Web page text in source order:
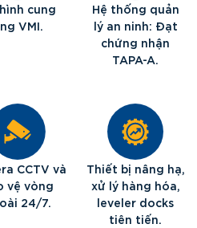
cung
VMI.
Hệ thống quản
lý an ninh: Đạt
chứng nhận
TAPA-A.
CCTV và
vệ vòng
24/7.
Thiết bị nâng hạ,
xử lý hàng hóa,
leveler docks
tiên tiến.